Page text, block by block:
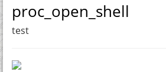
proc_open_shell
test